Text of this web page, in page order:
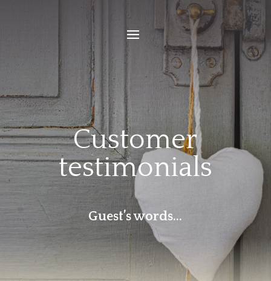
Customer
testimonials
Guest’s words…